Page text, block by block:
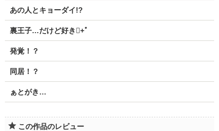
あの人とキョーダイ!?
裏王子…だけど好き+ﾟ
発覚！？
同居！？
ぁとがき…
この作品のレビュー